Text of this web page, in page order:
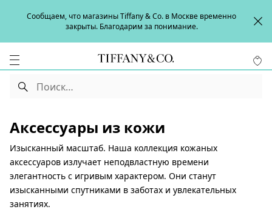
Сообщаем, что магазины Tiffany & Co. в Москве временно
закрыты. Благодарим за понимание.
Аксессуары из кожи
Изысканный масштаб. Наша коллекция кожаных
аксессуаров излучает неподвластную времени
элегантность с игривым характером. Они станут
изысканными спутниками в заботах и увлекательных
занятиях.